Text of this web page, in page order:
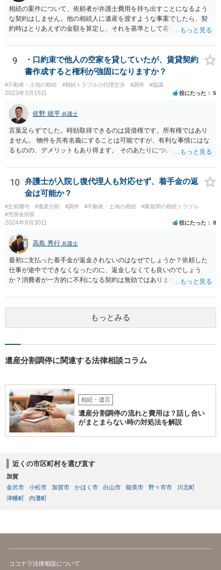
相続の案件について、依頼者が弁護士費用を持ち出すことになるよう
な契約はしません。他の相続人に遺産を渡すような事案でしたら、契
約時はとりあえずの金額を算定し、それを基準として着手金を設定
あり得ます。 今後の見通しを言わないで契約はできないです。依頼者
が納得できる説明を受けるべきです。
9
・口約束で他人の空家を貸していたが、賃貸契約
書作成すると権利が強固になりますか？
#不動産・土地の相続 #相続トラブルの代理交渉 #調停 #協議
2023年3月16日 役にたった 5
佐野 就平 弁護士
言葉足らずでした。時効取得できるのは賃借権です。所有権ではあり
ません。 物件を共有名義にすることは可能ですが、有利な事情にはな
るものの、デメリットもあり得ます。 そのあたりについては、お近く
10
弁護士が入院し復代理人も対応せず、着手金の返
金は可能か？
#生前贈与 #遺産分割 #調停 #不動産・土地の相続
#家族間の相続トラブル
#売掛金回収
2024年9月30日 役にたった 8
高島 秀行 弁護士
最初に支払った着手金が返金されないのはなぜでしょうか？依頼した
仕事が途中でできなくなったのに、返金しなくても良いのでしょう
か？消費者が一方的に不利になる契約は無効ではありませんか？
務があると思います。 倒れた弁護士が所属する弁護士会に相談さ
れた方がよいと思います。 倒れた弁護士は脳梗塞で倒れたようで
すが、 判断能力があり、復代理を倒れた弁護士の判断で復代理を
選任したのか 即ち、復代理人の選任は有効なのかという問題もあ
もっとみる
遺産分割調停に関連する法律相談コラム
相続・遺言
遺産分割調停の流れと費用は？話し合い
がまとまらない時の対処法を解説
近くの市区町村を選び直す
加賀
金沢市
小松市 加賀市 かほく市 白山市 能美市 野々市市
川北町
津幡町
内灘町
ココナラ法律相談について